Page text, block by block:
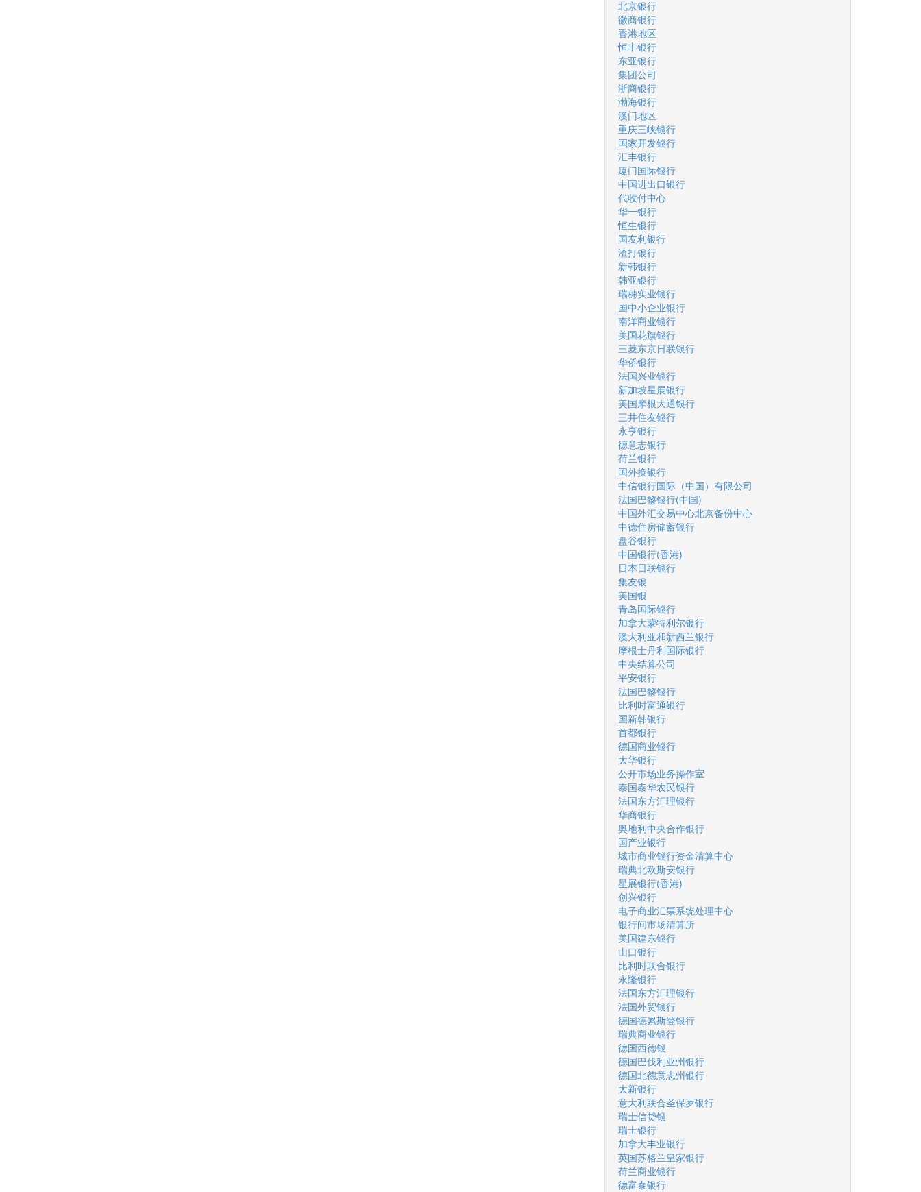
北京银行
徽商银行
香港地区
恒丰银行
东亚银行
集团公司
浙商银行
渤海银行
澳门地区
重庆三峡银行
国家开发银行
汇丰银行
厦门国际银行
中国进出口银行
代收付中心
华一银行
恒生银行
国友利银行
渣打银行
新韩银行
韩亚银行
瑞穗实业银行
国中小企业银行
南洋商业银行
美国花旗银行
三菱东京日联银行
华侨银行
法国兴业银行
新加坡星展银行
美国摩根大通银行
三井住友银行
永亨银行
德意志银行
荷兰银行
国外换银行
中信银行国际（中国）有限公司
法国巴黎银行(中国)
中国外汇交易中心北京备份中心
中德住房储蓄银行
盘谷银行
中国银行(香港)
日本日联银行
集友银
美国银
青岛国际银行
加拿大蒙特利尔银行
澳大利亚和新西兰银行
摩根士丹利国际银行
中央结算公司
平安银行
法国巴黎银行
比利时富通银行
国新韩银行
首都银行
德国商业银行
大华银行
公开市场业务操作室
泰国泰华农民银行
法国东方汇理银行
华商银行
奥地利中央合作银行
国产业银行
城市商业银行资金清算中心
瑞典北欧斯安银行
星展银行(香港)
创兴银行
电子商业汇票系统处理中心
银行间市场清算所
美国建东银行
山口银行
比利时联合银行
永隆银行
法国东方汇理银行
法国外贸银行
德国德累斯登银行
瑞典商业银行
德国西德银
德国巴伐利亚州银行
德国北德意志州银行
大新银行
意大利联合圣保罗银行
瑞士信贷银
瑞士银行
加拿大丰业银行
英国苏格兰皇家银行
荷兰商业银行
德富泰银行